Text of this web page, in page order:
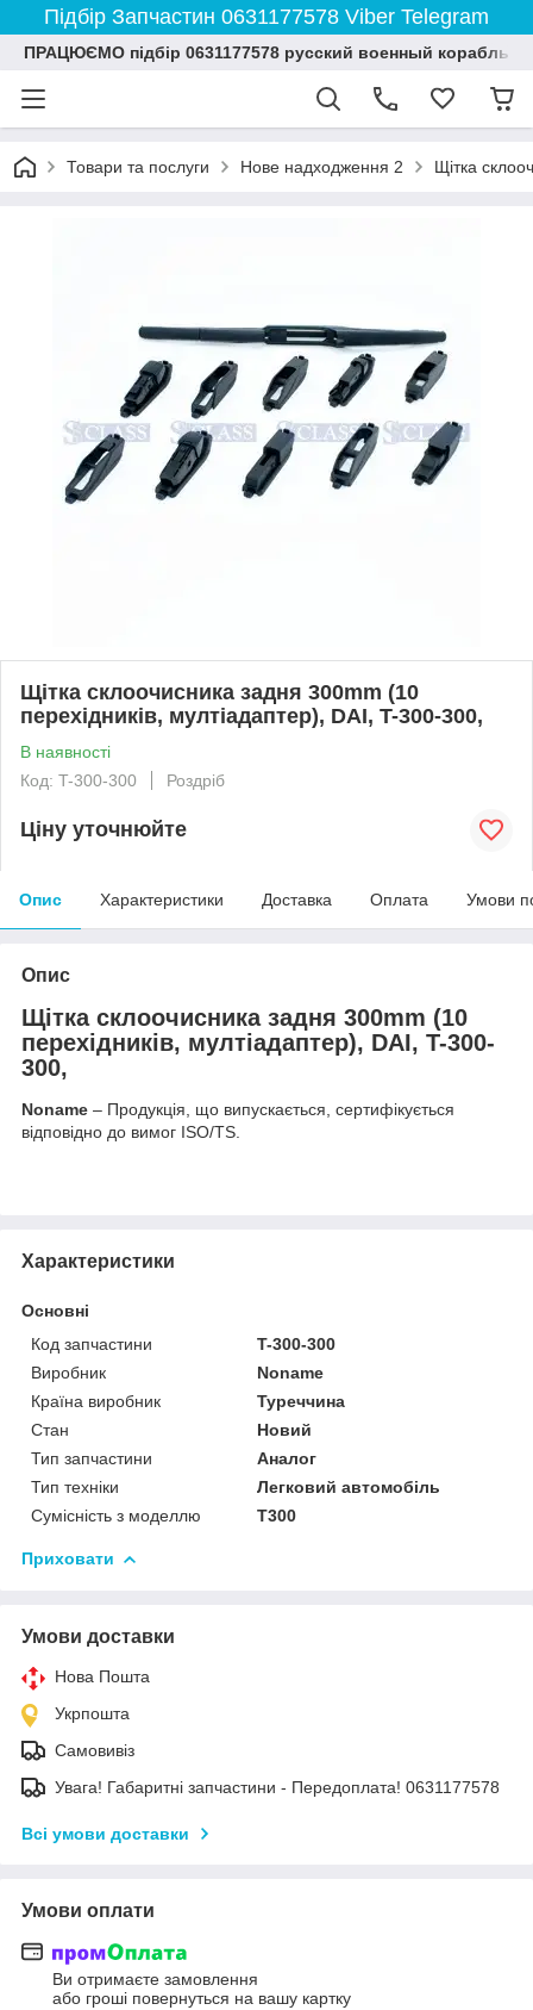
Підбір Запчастин 0631177578 Viber Telegram
ПРАЦЮЄМО підбір 0631177578 русский военный корабль
Товари та послуги Нове надходження 2 Щітка
Щітка склоочисника задня 300mm (10
перехідників, мултіадаптер), DAI, T-300-300,
В наявності
Код: T-300-300
Роздріб
Ціну уточнюйте
Опис Характеристики Доставка Оплата Умови
Опис
Щітка склоочисника задня 300mm (10
перехідників, мултіадаптер), DAI, T-300-
300,
Noname – Продукція, що випускається, сертифікується
відповідно до вимог ISO/TS.
Характеристики
Основні
Код запчастини
T-300-300
Виробник
Noname
Країна виробник
Туреччина
Стан
Новий
Тип запчастини
Аналог
Тип техніки
Легковий автомобіль
Сумісність з моделлю
T300
Приховати
Умови доставки
Нова Пошта
Укрпошта
Самовивіз
Увага! Габаритні запчастини - Передоплата! 0631177578
Всі умови доставки
Умови оплати
Ви отримаєте замовлення
або гроші повернуться на вашу картку